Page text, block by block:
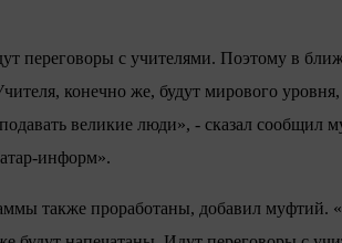
переговоры с учителями. Поэтому в
конечно же, будут мирового
великие люди», - сказал сообщил
информ».
также проработаны, добавил муфтий.